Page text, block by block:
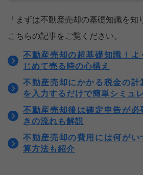
「まずは不動産売却の基礎知識を知
こちらの記事をご覧ください。
不動産売却の超基礎知識！よ
じめて売る時の心構え
不動産売却にかかる税金の計
を入力するだけで簡単シミュ
不動産売却後は確定申告が必
きの流れも解説
不動産売却の費用には何がい
算方法も紹介